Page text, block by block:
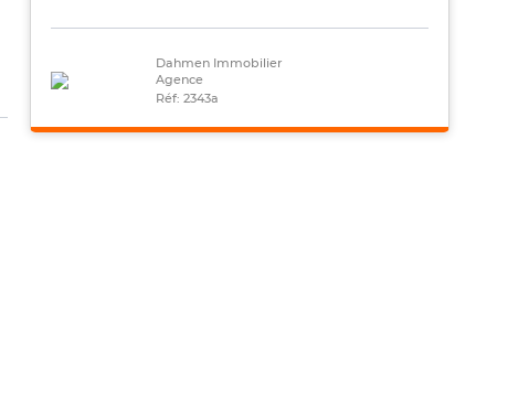
Dahmen Immobilier
Agence
Réf: 2343a